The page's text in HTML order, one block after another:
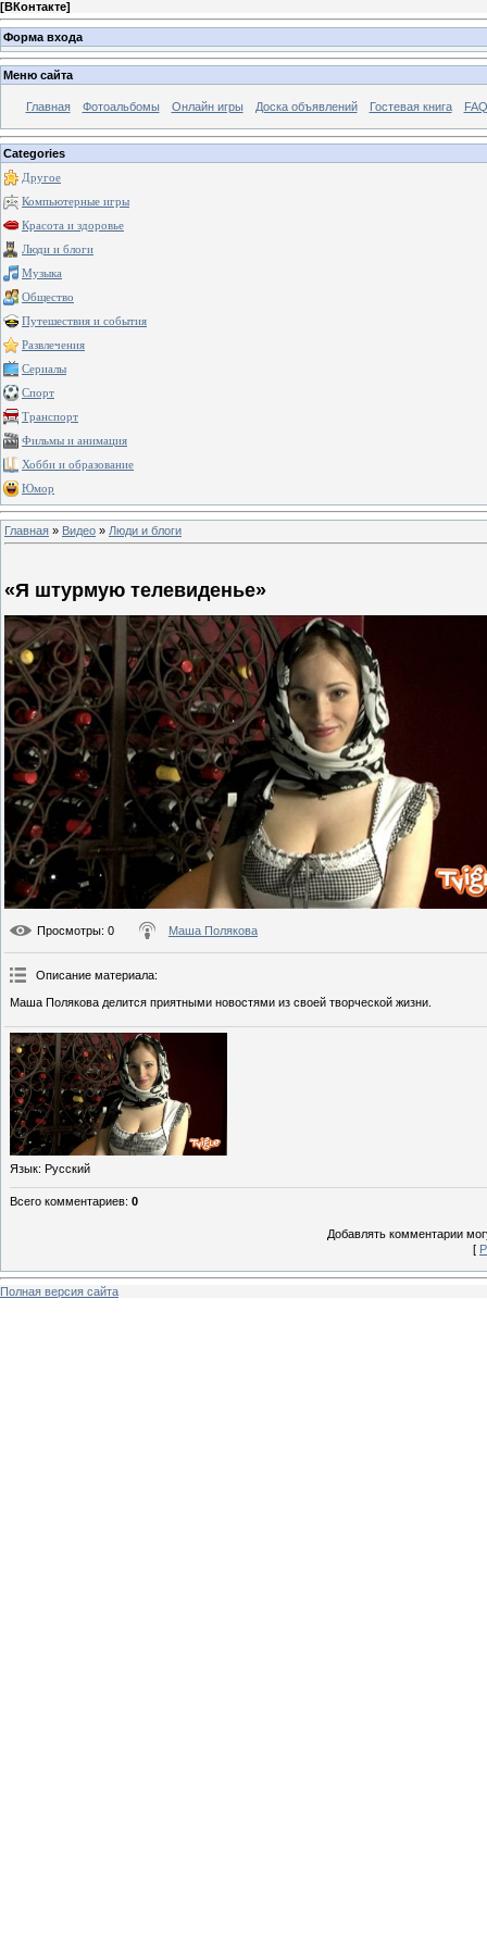
[ВКонтакте]
Форма входа
Меню сайта
Главная Фотоальбомы Онлайн игры Доска объявлений Гостевая книга
Categories
Другое
Компьютерные игры
Красота и здоровье
Люди и блоги
Музыка
Общество
Путешествия и события
Развлечения
Сериалы
Спорт
Транспорт
Фильмы и анимация
Хобби и образование
Юмор
Главная » Видео » Люди и блоги
«Я штурмую телевиденье»
Просмотры: 0 Маша Полякова
Описание материала:
Маша Полякова делится приятными новостями из своей творческой жизни.
Язык: Русский
Всего комментариев: 0
Добавлять комментарии
[
Полная версия сайта